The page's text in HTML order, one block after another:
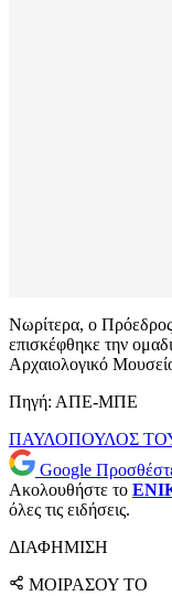
Νωρίτερα, ο
επισκέφθηκε την
Αρχαιολογικό
Πηγή: ΑΠΕ-ΜΠΕ
ΠΑΥΛΟΠΟΥΛΟΣ
Google
Ακολουθήστε το
όλες τις ειδήσεις.
ΔΙΑΦΗΜΙΣΗ
ΜΟΙΡΑΣΟΥ ΤΟ